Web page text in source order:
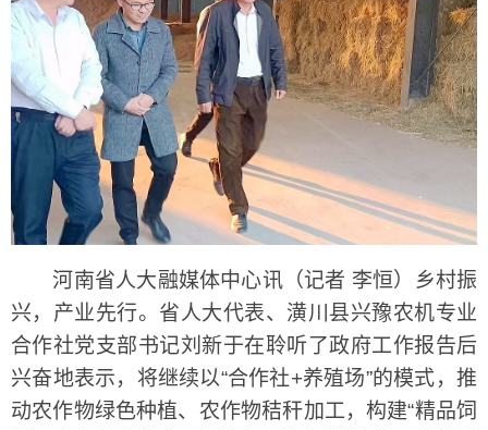
河南省人大融媒体中心讯（记者 李恒）乡村振
兴，产业先行。省人大代表、潢川县兴豫农机专业
合作社党支部书记刘新于在聆听了政府工作报告后
兴奋地表示，将继续以“合作社+养殖场”的模式，推
动农作物绿色种植、农作物秸秆加工，构建“精品饲